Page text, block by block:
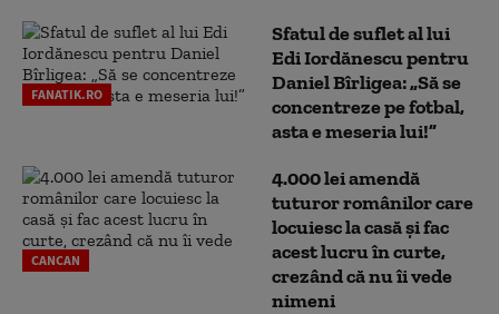
FANATIK.RO
Sfatul de suflet al lui
Edi Iordănescu pentru
Daniel Bîrligea: „Să se
concentreze pe fotbal,
asta e meseria lui!”
CANCAN
4.000 lei amendă
tuturor românilor care
locuiesc la casă și fac
acest lucru în curte,
crezând că nu îi vede
nimeni